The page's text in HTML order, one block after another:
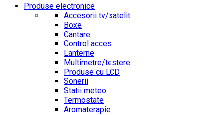
Produse electronice
Accesorii tv/satelit
Boxe
Cantare
Control acces
Lanterne
Multimetre/testere
Produse cu LCD
Sonerii
Statii meteo
Termostate
Aromaterapie